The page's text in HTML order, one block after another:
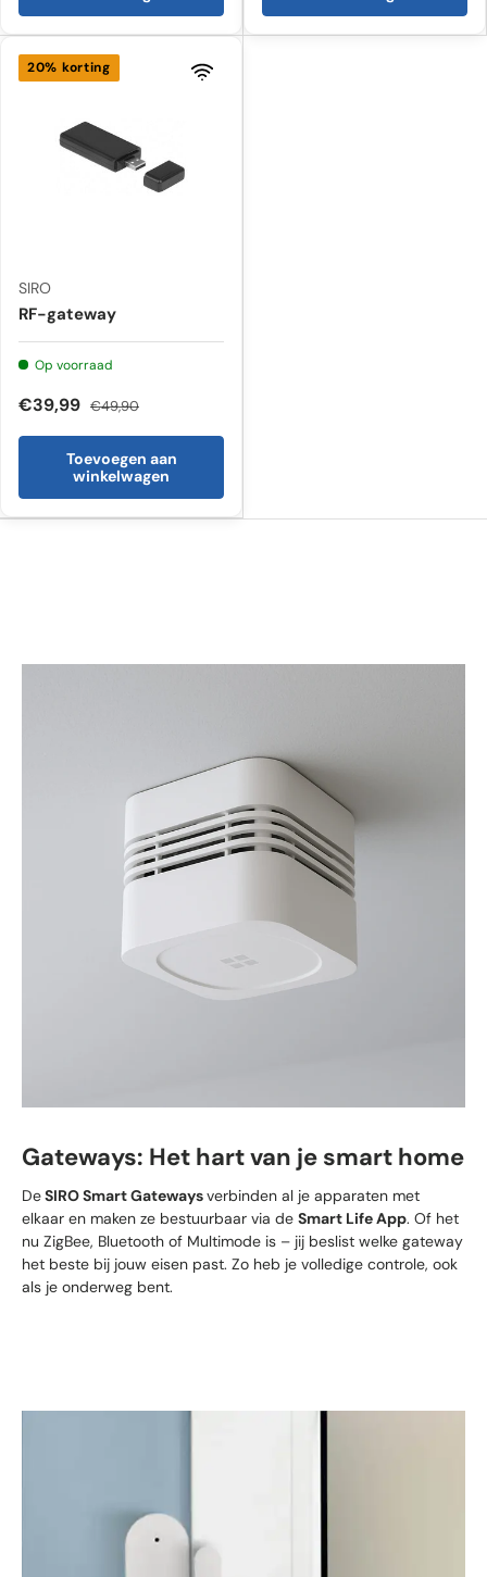
20% korting
SIRO
RF-gateway
Op voorraad
€39,99 €49,90
Toevoegen aan
winkelwagen
Gateways: Het hart van je smart home
DeSIRO Smart Gatewaysverbinden al je apparaten met
elkaar en maken ze bestuurbaar via de Smart Life App. Of het
nu ZigBee, Bluetooth of Multimode is – jij beslist welke gateway
het beste bij jouw eisen past. Zo heb je volledige controle, ook
als je onderweg bent.